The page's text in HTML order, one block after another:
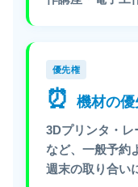
優先権
⏰ 機材の
3Dプリンタ・レ
など、一般予約
週末の取り合い